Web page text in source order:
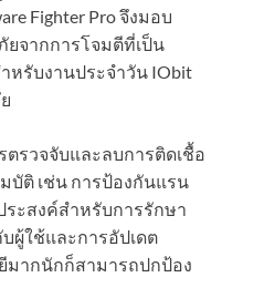
Fighter Pro จึงมอบ
จากการโจมตีที่เป็น
หรับงานประจำวัน IObit
รวจจับและลบการติดเชื้อ
ติ เช่น การป้องกันแรน
ระสงค์สำหรับการรักษา
ผู้ใช้และการอัปเดต
มากนักก็สามารถปกป้อง